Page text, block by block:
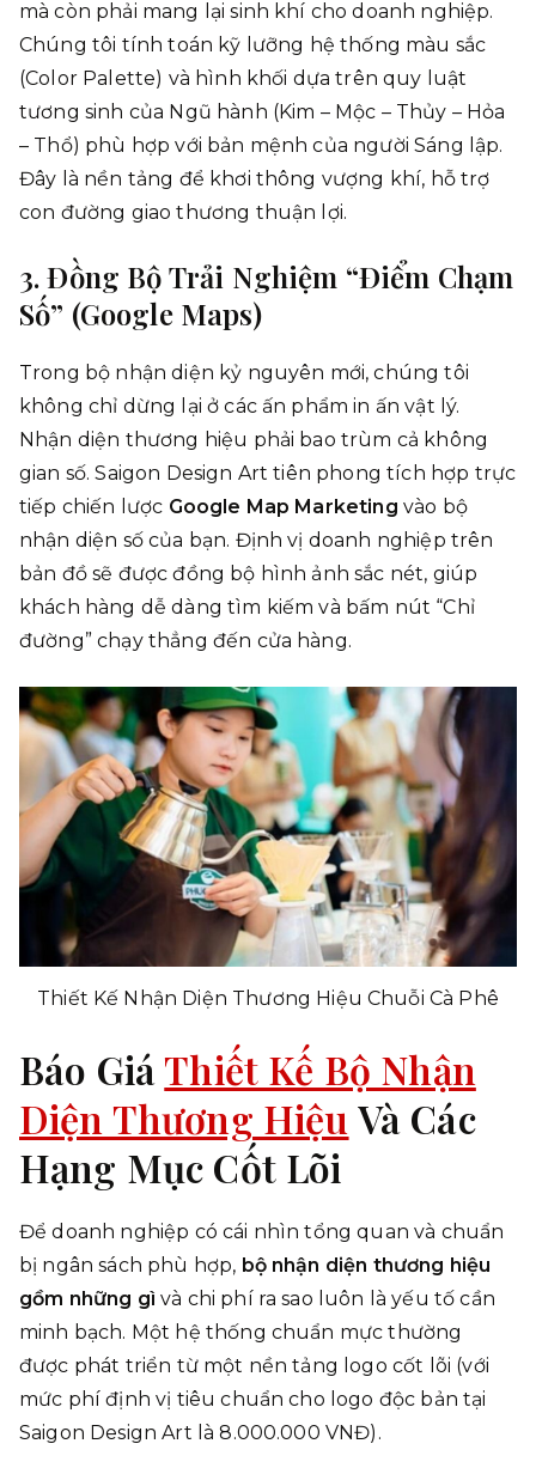
mà còn phải mang lại sinh khí cho doanh nghiệp.
Chúng tôi tính toán kỹ lưỡng hệ thống màu sắc
(Color Palette) và hình khối dựa trên quy luật
tương sinh của Ngũ hành (Kim – Mộc – Thủy – Hỏa
– Thổ) phù hợp với bản mệnh của người Sáng lập.
Đây là nền tảng để khơi thông vượng khí, hỗ trợ
con đường giao thương thuận lợi.
3. Đồng Bộ Trải Nghiệm “Điểm Chạm
Số” (Google Maps)
Trong bộ nhận diện kỷ nguyên mới, chúng tôi
không chỉ dừng lại ở các ấn phẩm in ấn vật lý.
Nhận diện thương hiệu phải bao trùm cả không
gian số. Saigon Design Art tiên phong tích hợp trực
tiếp chiến lược Google Map Marketing vào bộ
nhận diện số của bạn. Định vị doanh nghiệp trên
bản đồ sẽ được đồng bộ hình ảnh sắc nét, giúp
khách hàng dễ dàng tìm kiếm và bấm nút “Chỉ
đường” chạy thẳng đến cửa hàng.
Thiết Kế Nhận Diện Thương Hiệu Chuỗi Cà Phê
Báo GiáThiết Kế Bộ Nhận
Diện Thương Hiệu Và Các
Hạng Mục Cốt Lõi
Để doanh nghiệp có cái nhìn tổng quan và chuẩn
bị ngân sách phù hợp, bộ nhận diện thương hiệu
gồm những gì và chi phí ra sao luôn là yếu tố cần
minh bạch. Một hệ thống chuẩn mực thường
được phát triển từ một nền tảng logo cốt lõi (với
mức phí định vị tiêu chuẩn cho logo độc bản tại
Saigon Design Art là 8.000.000 VNĐ).